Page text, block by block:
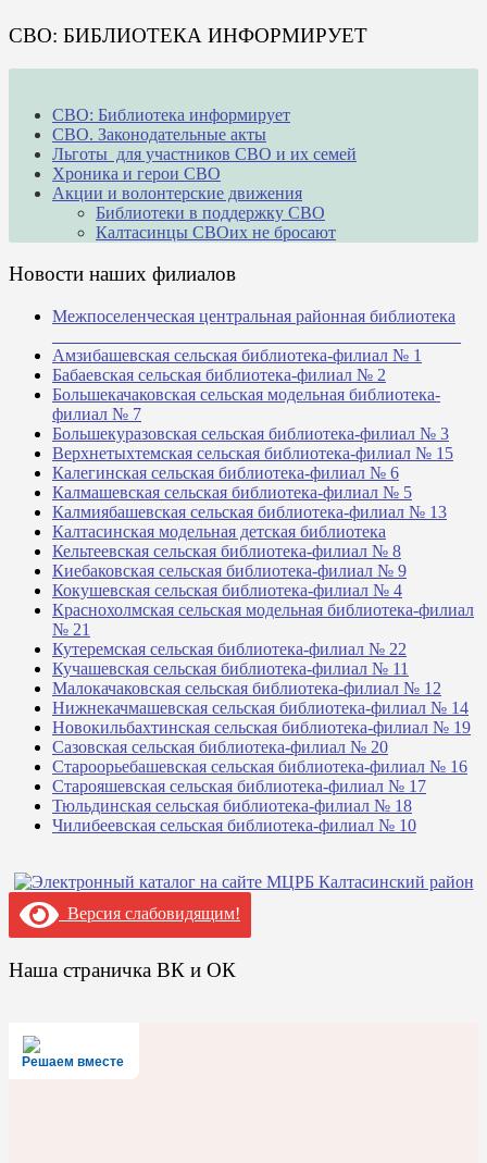
СВО: БИБЛИОТЕКА ИНФОРМИРУЕТ
СВО: Библиотека информирует
СВО. Законодательные акты
Льготы для участников СВО и их семей
Хроника и герои СВО
Акции и волонтерские движения
Библиотеки в поддержку СВО
Калтасинцы СВОих не бросают
Новости наших филиалов
Межпоселенческая центральная районная библиотека
Амзибашевская сельская библиотека-филиал № 1
Бабаевская сельская библиотека-филиал № 2
Большекачаковская сельская модельная библиотека-
филиал № 7
Большекуразовская сельская библиотека-филиал № 3
Верхнетыхтемская сельская библиотека-филиал № 15
Калегинская сельская библиотека-филиал № 6
Калмашевская сельская библиотека-филиал № 5
Калмиябашевская сельская библиотека-филиал № 13
Калтасинская модельная детская библиотека
Кельтеевская сельская библиотека-филиал № 8
Киебаковская сельская библиотека-филиал № 9
Кокушевская сельская библиотека-филиал № 4
Краснохолмская сельская модельная библиотека-филиал
№ 21
Кутеремская сельская библиотека-филиал № 22
Кучашевская сельская библиотека-филиал № 11
Малокачаковская сельская библиотека-филиал № 12
Нижнекачмашевская сельская библиотека-филиал № 14
Новокильбахтинская сельская библиотека-филиал № 19
Сазовская сельская библиотека-филиал № 20
Староорьебашевская сельская библиотека-филиал № 16
Старояшевская сельская библиотека-филиал № 17
Тюльдинская сельская библиотека-филиал № 18
Чилибеевская сельская библиотека-филиал № 10
Версия слабовидящим!
Наша страничка ВК и ОК
Решаем вместе